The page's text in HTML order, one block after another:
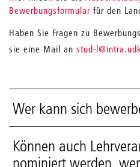
Bewerbungsformular für den
Haben Sie Fragen zu
sie eine Mail an stud-l_
Wer kann sich
Können auch
nominiert werden,